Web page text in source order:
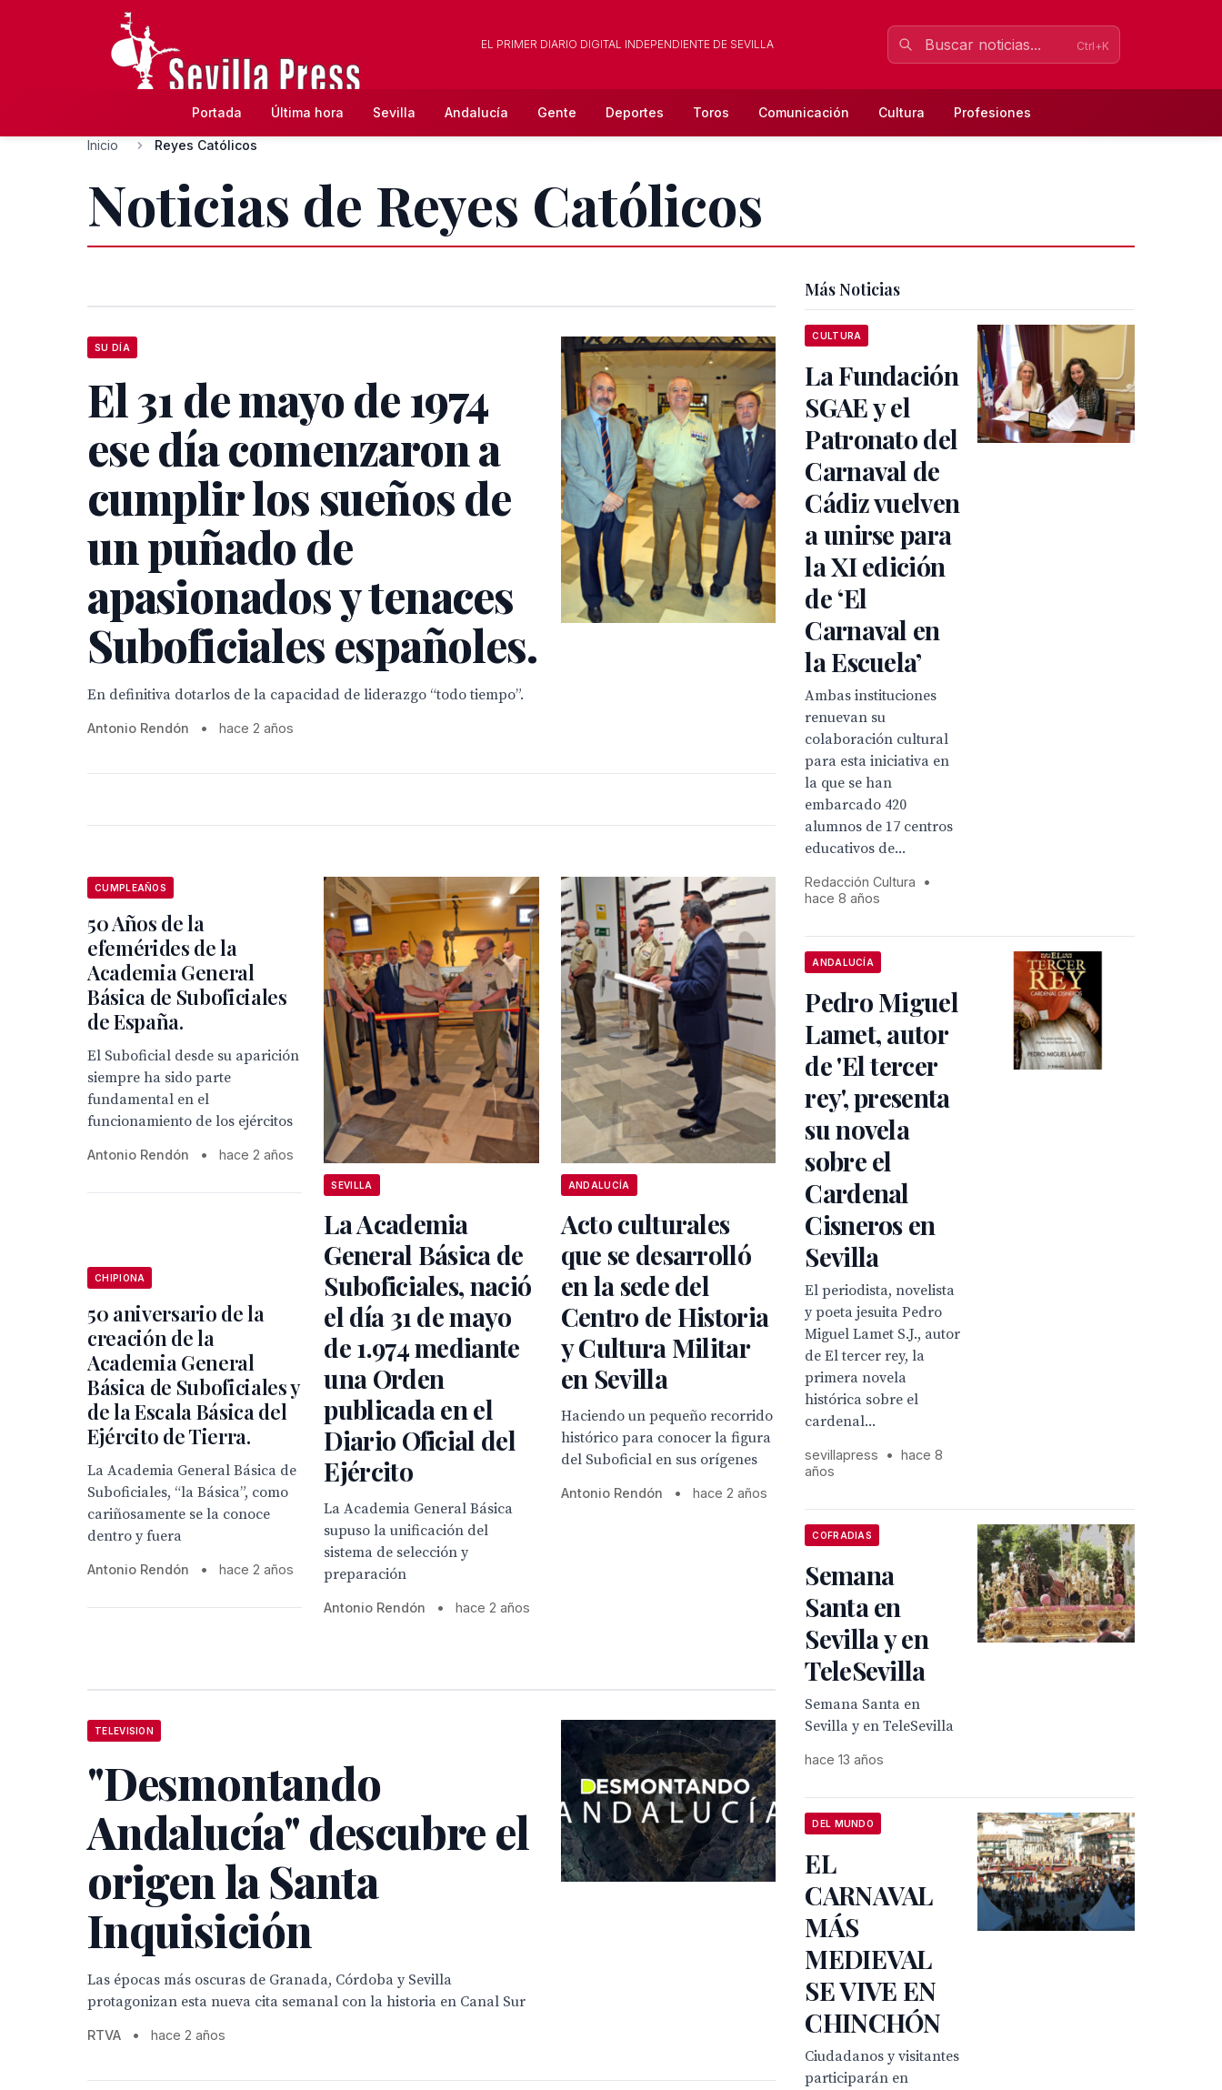
EL PRIMER DIARIO DIGITAL INDEPENDIENTE DE SEVILLA Ctrl+K
Portada Última hora Sevilla Andalucía Gente Deportes Toros Comunicación Cultura Profesiones
Inicio Reyes Católicos
Noticias de Reyes Católicos
SU DÍA
El 31 de mayo de 1974
ese día comenzaron a
cumplir los sueños de
un puñado de
apasionados y tenaces
Suboficiales españoles.
En definitiva dotarlos de la capacidad de liderazgo “todo tiempo”.
Antonio Rendón • hace 2 años
CUMPLEAÑOS
50 Años de la
efemérides de la
Academia General
Básica de Suboficiales
de España.
El Suboficial desde su aparición
siempre ha sido parte
fundamental en el
funcionamiento de los ejércitos
Antonio Rendón • hace 2 años
SEVILLA
La Academia
General Básica de
Suboficiales, nació
el día 31 de mayo
de 1.974 mediante
una Orden
publicada en el
Diario Oficial del
Ejército
La Academia General Básica
supuso la unificación del
sistema de selección y
preparación
Antonio Rendón • hace 2 años
ANDALUCÍA
Acto culturales
que se desarrolló
en la sede del
Centro de Historia
y Cultura Militar
en Sevilla
Haciendo un pequeño recorrido
histórico para conocer la figura
del Suboficial en sus orígenes
Antonio Rendón • hace 2 años
CHIPIONA
50 aniversario de la
creación de la
Academia General
Básica de Suboficiales y
de la Escala Básica del
Ejército de Tierra.
La Academia General Básica de
Suboficiales, “la Básica”, como
cariñosamente se la conoce
dentro y fuera
Antonio Rendón • hace 2 años
TELEVISION
"Desmontando
Andalucía" descubre el
origen la Santa
Inquisición
Las épocas más oscuras de Granada, Córdoba y Sevilla
protagonizan esta nueva cita semanal con la historia en Canal Sur
RTVA • hace 2 años
Más Noticias
CULTURA
La Fundación
SGAE y el
Patronato del
Carnaval de
Cádiz vuelven
a unirse para
la XI edición
de ‘El
Carnaval en
la Escuela’
Ambas instituciones
renuevan su
colaboración cultural
para esta iniciativa en
la que se han
embarcado 420
alumnos de 17 centros
educativos de...
Redacción Cultura
•
hace 8 años
ANDALUCÍA
Pedro Miguel
Lamet, autor
de 'El tercer
rey', presenta
su novela
sobre el
Cardenal
Cisneros en
Sevilla
El periodista, novelista
y poeta jesuita Pedro
Miguel Lamet S.J., autor
de El tercer rey, la
primera novela
histórica sobre el
cardenal...
sevillapress •
hace 8
años
COFRADIAS
Semana
Santa en
Sevilla y en
TeleSevilla
Semana Santa en
Sevilla y en TeleSevilla
hace 13 años
DEL MUNDO
EL
CARNAVAL
MÁS
MEDIEVAL
SE VIVE EN
CHINCHÓN
Ciudadanos y visitantes
participarán en